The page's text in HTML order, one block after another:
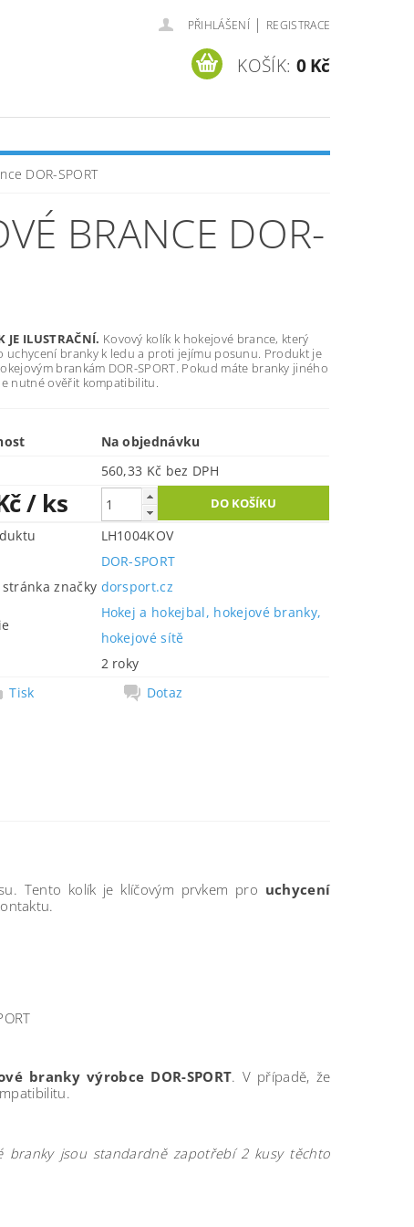
PŘIHLÁŠENÍ | REGISTRACE
KOŠÍK: 0 Kč
DOR-SPORT
BRANCE DOR-
JE ILUSTRAČNÍ. Kovový kolík k hokejové brance, který
uchycení branky k ledu a proti jejímu posunu. Produkt je
brankám DOR-SPORT. Pokud máte branky jiného
nutné ověřit kompatibilitu.
Na objednávku
560,33 Kč bez DPH
/ ks
LH1004KOV
DOR-SPORT
značky dorsport.cz
Hokej a hokejbal, hokejové branky,
hokejové sítě
2 roky
Tisk
Dotaz
Tento kolík je klíčovým prvkem pro uchycení
branky výrobce DOR-SPORT. V případě, že
branky jsou standardně zapotřebí 2 kusy těchto